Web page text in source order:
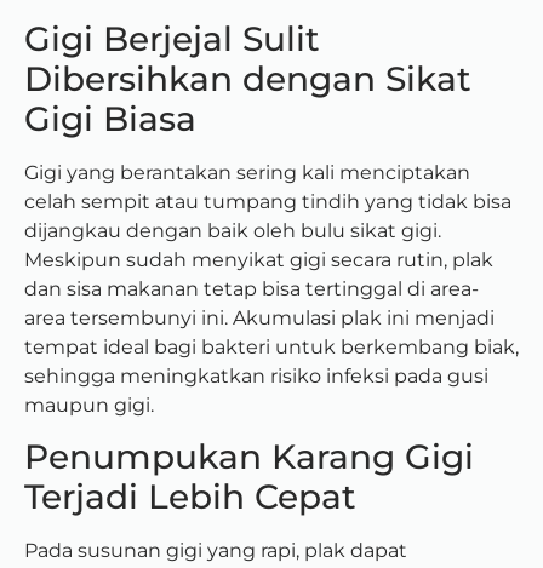
Gigi Berjejal Sulit
Dibersihkan dengan Sikat
Gigi Biasa
Gigi yang berantakan sering kali menciptakan
celah sempit atau tumpang tindih yang tidak bisa
dijangkau dengan baik oleh bulu sikat gigi.
Meskipun sudah menyikat gigi secara rutin, plak
dan sisa makanan tetap bisa tertinggal di area-
area tersembunyi ini. Akumulasi plak ini menjadi
tempat ideal bagi bakteri untuk berkembang biak,
sehingga meningkatkan risiko infeksi pada gusi
maupun gigi.
Penumpukan Karang Gigi
Terjadi Lebih Cepat
Pada susunan gigi yang rapi, plak dapat